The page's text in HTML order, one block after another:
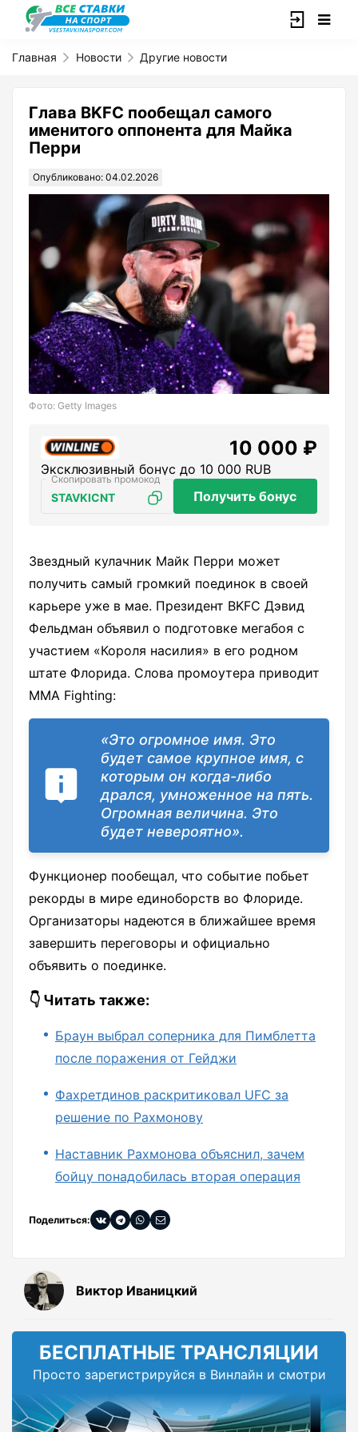
Главная Новости Другие новости
Глава BKFC пообещал самого
именитого оппонента для Майка
Перри
Опубликовано: 04.02.2026
Фото: Getty Images
10 000 ₽
Эксклюзивный бонус до 10 000 RUB
STAVKICNT Получить бонус
Звездный кулачник Майк Перри может
получить самый громкий поединок в своей
карьере уже в мае. Президент BKFC Дэвид
Фельдман объявил о подготовке мегабоя с
участием «Короля насилия» в его родном
штате Флорида. Слова промоутера приводит
MMA Fighting:
«Это огромное имя. Это
будет самое крупное имя, с
которым он когда-либо
дрался, умноженное на пять.
Огромная величина. Это
будет невероятно».
Функционер пообещал, что событие побьет
рекорды в мире единоборств во Флориде.
Организаторы надеются в ближайшее время
завершить переговоры и официально
объявить о поединке.
👇 Читать также:
Браун выбрал соперника для Пимблетта
после поражения от Гейджи
Фахретдинов раскритиковал UFC за
решение по Рахмонову
Наставник Рахмонова объяснил, зачем
бойцу понадобилась вторая операция
Поделиться:
Виктор Иваницкий
БЕСПЛАТНЫЕ ТРАНСЛЯЦИИ
Просто зарегистрируйся в Винлайн и смотри